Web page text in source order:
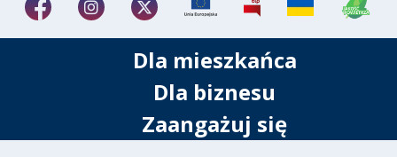
Dla mieszkańca
Dla biznesu
Zaangażuj się